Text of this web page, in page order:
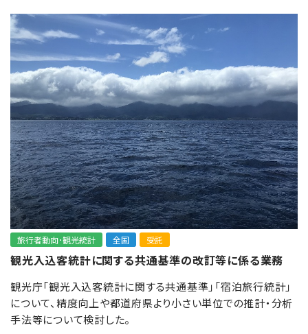
旅行者動向･観光統計 全国 受託
観光入込客統計に関する共通基準の改訂等に係る業務
観光庁「観光入込客統計に関する共通基準」「宿泊旅行統計」
について、精度向上や都道府県より小さい単位での推計・分析
手法等について検討した。